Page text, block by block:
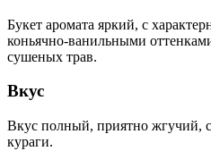
Букет аромата яркий, с
коньячно-ванильными
сушеных трав.
Вкус
Вкус полный, приятно жгучий,
кураги.